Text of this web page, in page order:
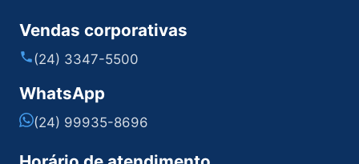
Vendas corporativas
(24) 3347-5500
WhatsApp
(24) 99935-8696